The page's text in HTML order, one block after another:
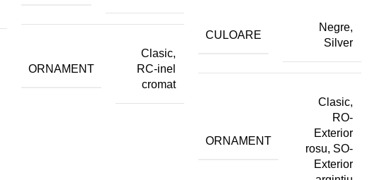
ORNAMENT
Clasic,
RC-inel
cromat
CULOARE
Negre,
Silver
ORNAMENT
Clasic,
RO-
Exterior
rosu, SO-
Exterior